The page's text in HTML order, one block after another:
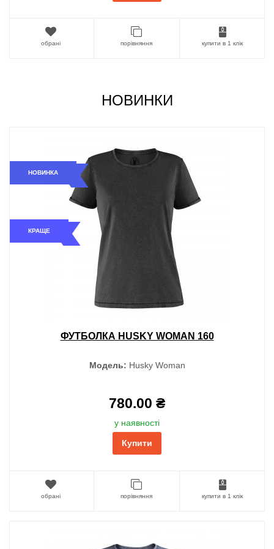
обрані порівняння купити в 1 клік
НОВИНКИ
НОВИНКА
КРАЩЕ
ФУТБОЛКА HUSKY WOMAN 160
Модель: Husky Woman
780.00 ₴
у наявності
Купити
обрані порівняння купити в 1 клік